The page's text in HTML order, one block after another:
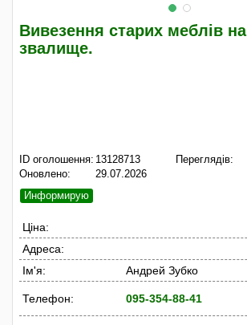
Вивезення старих меблів на
звалище.
ID оголошення: 13128713
Оновлено:
29.07.2026
Переглядів:
Информирую
Ціна:
Адреса:
Ім'я:
Андрей Зубко
Телефон: 095-354-88-41